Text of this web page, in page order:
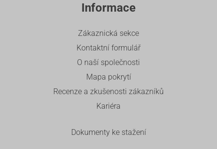
Informace
Zákaznická sekce
Kontaktní formulář
O naší společnosti
Mapa pokrytí
Recenze a zkušenosti zákazníků
Kariéra
Dokumenty ke stažení